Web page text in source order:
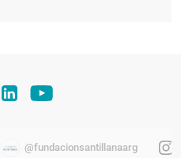
@fundacionsantillanaarg